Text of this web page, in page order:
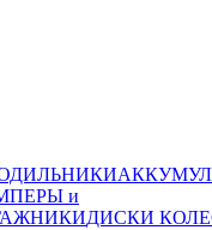
и
ДИСКИ